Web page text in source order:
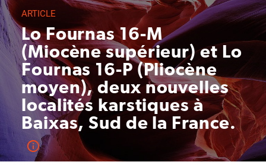
ARTICLE
Lo Fournas 16-M
(Miocène supérieur) et Lo
Fournas 16-P (Pliocène
moyen), deux nouvelles
localités karstiques à
Baixas, Sud de la France.